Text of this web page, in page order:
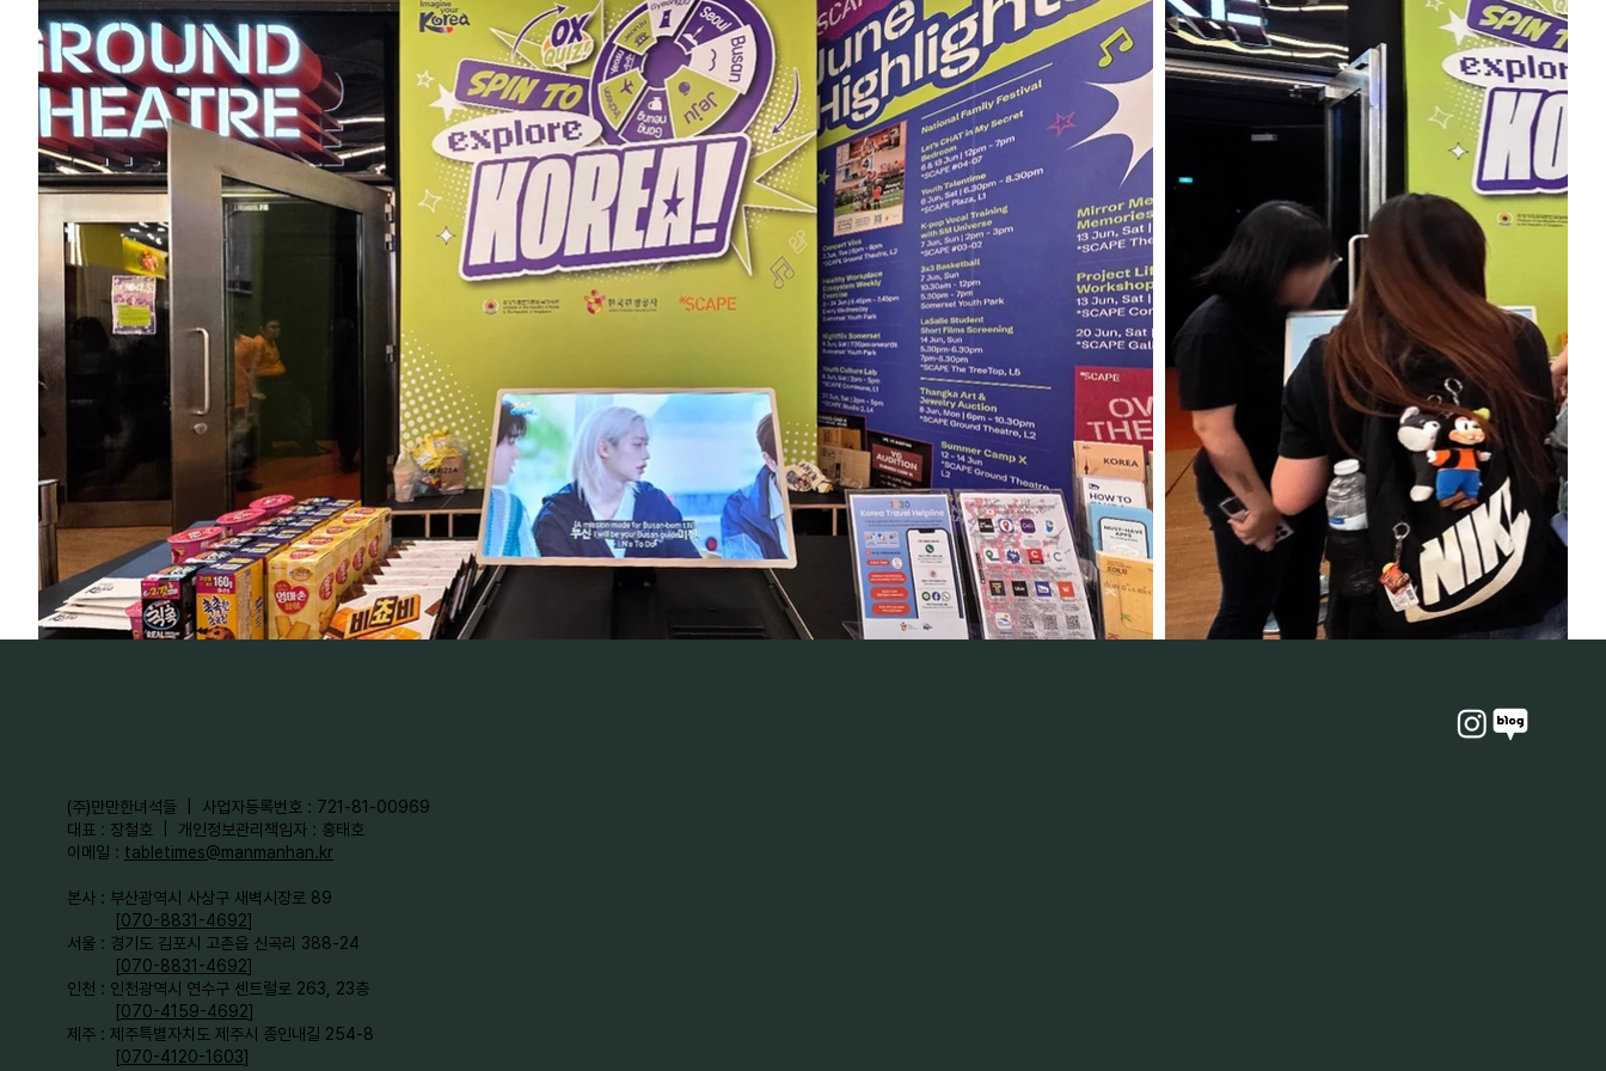
​(주)만만한녀석들 | 사업자등록번호 : 721-81-00969
대표 : 장철호 | 개인정보관리책임자 : 홍태호
이메일 : tabletimes@manmanhan.kr
본사 : 부산광역시 사상구 새벽시장로 89
[070-8831-4692]
서울 : 경기도 김포시 고촌읍 신곡리 388-24
[070-8831-4692]
인천 : 인천광역시 연수구 센트럴로 263, 23층
[070-4159-4692]​
제주 : 제주특별자치도 제주시 종인내길 254-8
[070-4120-1603]